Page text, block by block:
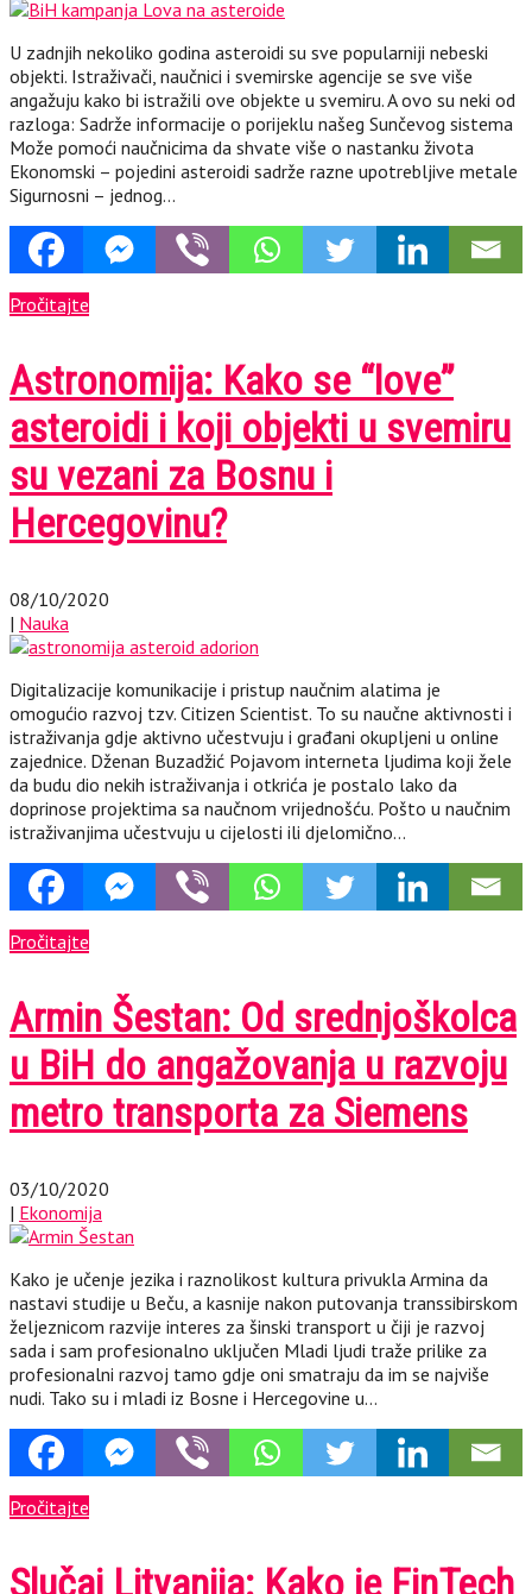
U zadnjih nekoliko godina asteroidi su sve popularniji nebeski
objekti. Istraživači, naučnici i svemirske agencije se sve više
angažuju kako bi istražili ove objekte u svemiru. A ovo su neki od
razloga: Sadrže informacije o porijeklu našeg Sunčevog sistema
Može pomoći naučnicima da shvate više o nastanku života
Ekonomski – pojedini asteroidi sadrže razne upotrebljive metale
Sigurnosni – jednog…
Pročitajte
Astronomija: Kako se “love”
asteroidi i koji objekti u svemiru
su vezani za Bosnu i
Hercegovinu?
08/10/2020
| Nauka
Digitalizacije komunikacije i pristup naučnim alatima je
omogućio razvoj tzv. Citizen Scientist. To su naučne aktivnosti i
istraživanja gdje aktivno učestvuju i građani okupljeni u online
zajednice. Dženan Buzadžić Pojavom interneta ljudima koji žele
da budu dio nekih istraživanja i otkrića je postalo lako da
doprinose projektima sa naučnom vrijednošću. Pošto u naučnim
istraživanjima učestvuju u cijelosti ili djelomično…
Pročitajte
Armin Šestan: Od srednjoškolca
u BiH do angažovanja u razvoju
metro transporta za Siemens
03/10/2020
| Ekonomija
Kako je učenje jezika i raznolikost kultura privukla Armina da
nastavi studije u Beču, a kasnije nakon putovanja transsibirskom
željeznicom razvije interes za šinski transport u čiji je razvoj
sada i sam profesionalno uključen Mladi ljudi traže prilike za
profesionalni razvoj tamo gdje oni smatraju da im se najviše
nudi. Tako su i mladi iz Bosne i Hercegovine u…
Pročitajte
Slučaj Litvanija: Kako je FinTech